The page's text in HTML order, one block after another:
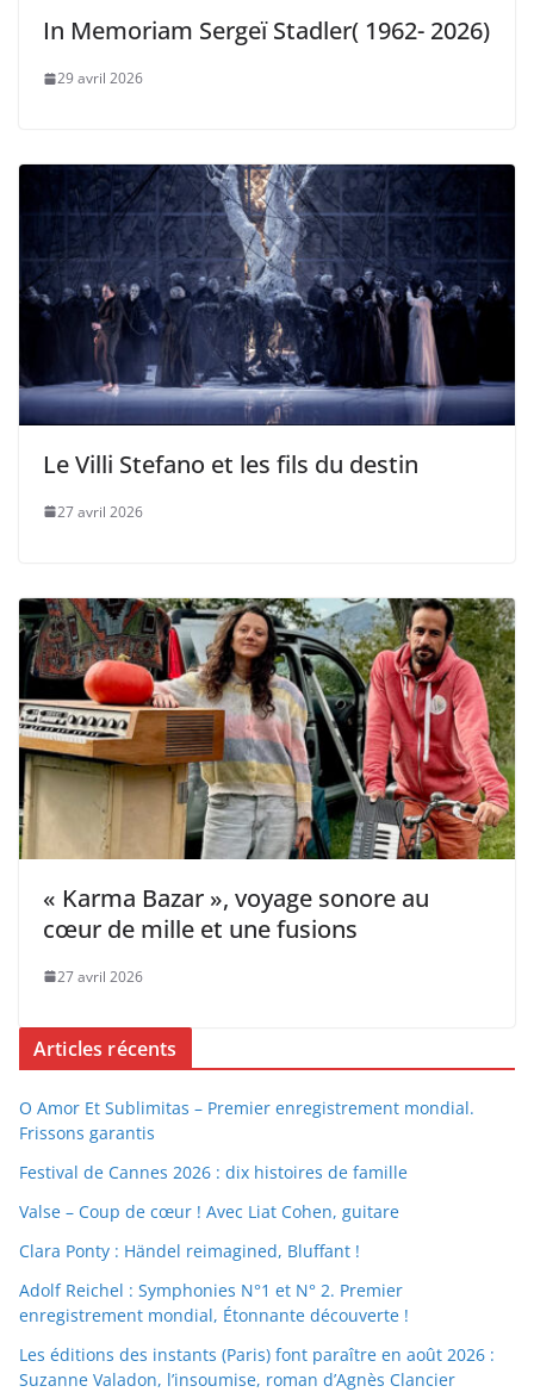
In Memoriam Sergeï Stadler( 1962- 2026)
29 avril 2026
Le Villi Stefano et les fils du destin
27 avril 2026
« Karma Bazar », voyage sonore au
cœur de mille et une fusions
27 avril 2026
Articles récents
O Amor Et Sublimitas – Premier enregistrement mondial.
Frissons garantis
Festival de Cannes 2026 : dix histoires de famille
Valse – Coup de cœur ! Avec Liat Cohen, guitare
Clara Ponty : Händel reimagined, Bluffant !
Adolf Reichel : Symphonies N°1 et N° 2. Premier
enregistrement mondial, Étonnante découverte !
Les éditions des instants (Paris) font paraître en août 2026 :
Suzanne Valadon, l’insoumise, roman d’Agnès Clancier